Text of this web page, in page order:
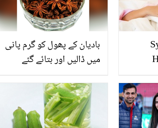
بادیان کے پھول کو گرم پانی
میں ڈالیں اور بتائے گئے
۔۔۔۔۔ ایسا کمال کا نسخہ جو
آپ کے ہزاروں روپے بچا
سکتا ہے ۔۔۔